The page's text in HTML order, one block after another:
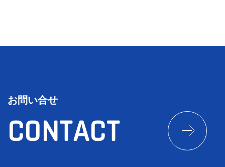
お問い合せ
CONTACT